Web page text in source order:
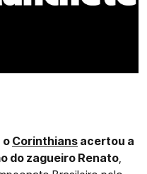
o Corinthians acertou a
do zagueiro Renato,